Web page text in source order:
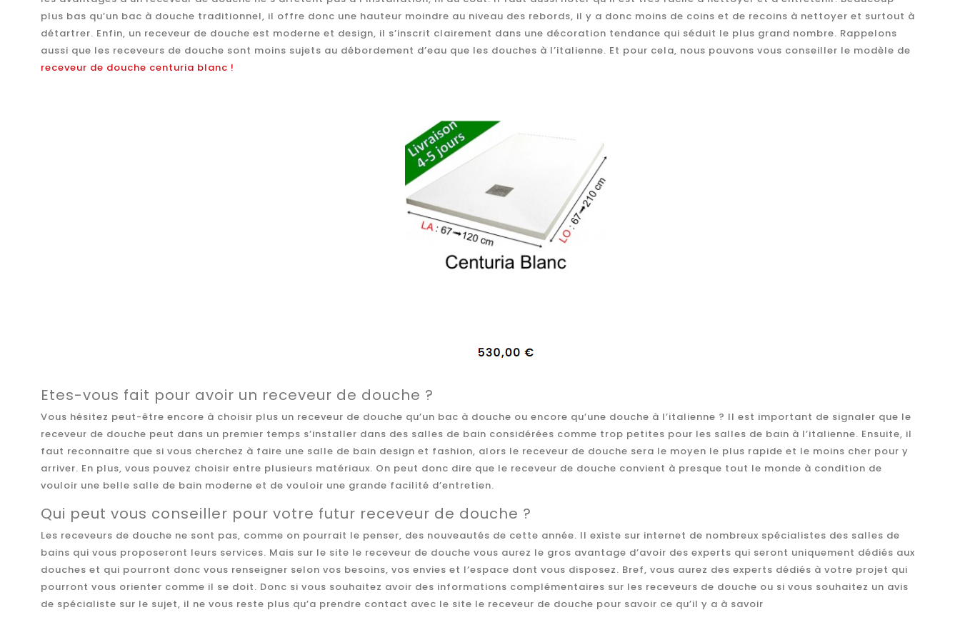
plus bas qu’un bac à douche traditionnel, il offre donc une hauteur moindre au niveau des rebords, il y a donc moins de coins et de recoins à nettoyer et surtout à
détartrer. Enfin, un receveur de douche est moderne et design, il s’inscrit clairement dans une décoration tendance qui séduit le plus grand nombre. Rappelons
aussi que les receveurs de douche sont moins sujets au débordement d’eau que les douches à l’italienne. Et pour cela, nous pouvons vous conseiller le modèle de
receveur de douche centuria blanc !
Etes-vous fait pour avoir un receveur de douche ?
Vous hésitez peut-être encore à choisir plus un receveur de douche qu’un bac à douche ou encore qu’une douche à l’italienne ? Il est important de signaler que le
receveur de douche peut dans un premier temps s’installer dans des salles de bain considérées comme trop petites pour les salles de bain à l’italienne. Ensuite, il
faut reconnaitre que si vous cherchez à faire une salle de bain design et fashion, alors le receveur de douche sera le moyen le plus rapide et le moins cher pour y
arriver. En plus, vous pouvez choisir entre plusieurs matériaux. On peut donc dire que le receveur de douche convient à presque tout le monde à condition de
vouloir une belle salle de bain moderne et de vouloir une grande facilité d’entretien.
Qui peut vous conseiller pour votre futur receveur de douche ?
Les receveurs de douche ne sont pas, comme on pourrait le penser, des nouveautés de cette année. Il existe sur internet de nombreux spécialistes des salles de
bains qui vous proposeront leurs services. Mais sur le site le receveur de douche vous aurez le gros avantage d’avoir des experts qui seront uniquement dédiés aux
douches et qui pourront donc vous renseigner selon vos besoins, vos envies et l’espace dont vous disposez. Bref, vous aurez des experts dédiés à votre projet qui
pourront vous orienter comme il se doit. Donc si vous souhaitez avoir des informations complémentaires sur les receveurs de douche ou si vous souhaitez un avis
de spécialiste sur le sujet, il ne vous reste plus qu’a prendre contact avec le site le receveur de douche pour savoir ce qu’il y a à savoir